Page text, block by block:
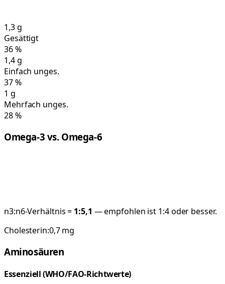
1,3g
Gesättigt
36%
1,4g
Einfach unges.
37%
1 g
Mehrfach unges.
28%
Omega-3 vs. Omega-6
n3:n6-Verhältnis = 1:5,1 — empfohlen ist 1:4 oder besser.
Cholesterin:0,7mg
Aminosäuren
Essenziell (WHO/FAO-Richtwerte)